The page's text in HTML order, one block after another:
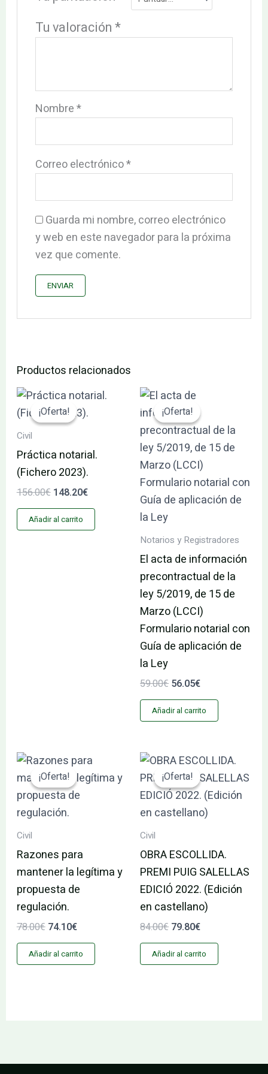
Tu valoración*
Nombre*
Correo electrónico*
Guarda mi nombre, correo electrónico
y web en este navegador para la próxima
vez que comente.
Productos relacionados
¡Oferta!
¡Oferta!
Civil
Práctica notarial.
(Fichero 2023).
156.00€
El
precio
original
era:
148.20€
El
actual
Añadir al carrito
¡Oferta!
¡Oferta!
Notarios y Registradores
El acta de información
precontractual de la
ley 5/2019, de 15 de
Marzo (LCCI)
Formulario notarial con
Guía de aplicación de
la Ley
59.00€
El
precio
original
era:
59.00€.
56.05€
actual
es:
56.05€.
Añadir al carrito
¡Oferta!
¡Oferta!
Civil
Razones para
mantener la legítima y
propuesta de
regulación.
78.00€
El
precio
original
era:
78.00€.
74.10€
El
precio
actual
es:
Añadir al carrito
¡Oferta!
¡Oferta!
Civil
OBRA ESCOLLIDA.
PREMI PUIG SALELLAS
EDICIÓ 2022. (Edición
en castellano)
84.00€
El
precio
original
era:
84.00€.
79.80€
El
precio
actual
es:
79.80€.
Añadir al carrito